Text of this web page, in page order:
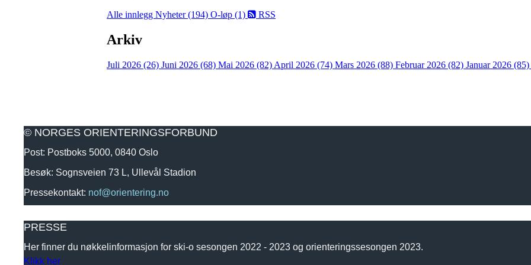
Alle innlegg Nyheter (194) O-løp (1) RSS
Arkiv
Juli 2026 (26) Juni 2026 (68) Mai 2026 (82) April 2026 (74) Mars 2026 (88) Februar 2026 (82) Januar 2026 (85)
© NORGES ORIENTERINGSFORBUND
Post: Postboks 5000, 0840 Oslo
Besøk: Sognsveien 73 L, Ullevål Stadion
Pressekontakt: nof@orientering.no
PRESSE
Her finner du nøkkelinformasjon for ski-o sesongen 2022 - 2023 og orienteringssesongen 2023.
Klikk her